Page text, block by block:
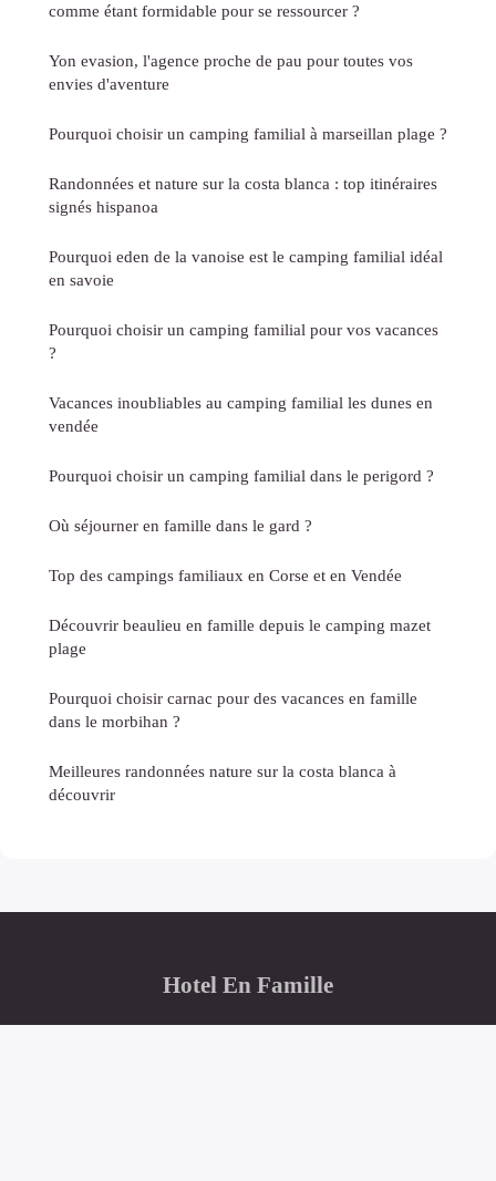
comme étant formidable pour se ressourcer ?
Yon evasion, l'agence proche de pau pour toutes vos
envies d'aventure
Pourquoi choisir un camping familial à marseillan plage ?
Randonnées et nature sur la costa blanca : top itinéraires
signés hispanoa
Pourquoi eden de la vanoise est le camping familial idéal
en savoie
Pourquoi choisir un camping familial pour vos vacances
?
Vacances inoubliables au camping familial les dunes en
vendée
Pourquoi choisir un camping familial dans le perigord ?
Où séjourner en famille dans le gard ?
Top des campings familiaux en Corse et en Vendée
Découvrir beaulieu en famille depuis le camping mazet
plage
Pourquoi choisir carnac pour des vacances en famille
dans le morbihan ?
Meilleures randonnées nature sur la costa blanca à
découvrir
Hotel En Famille